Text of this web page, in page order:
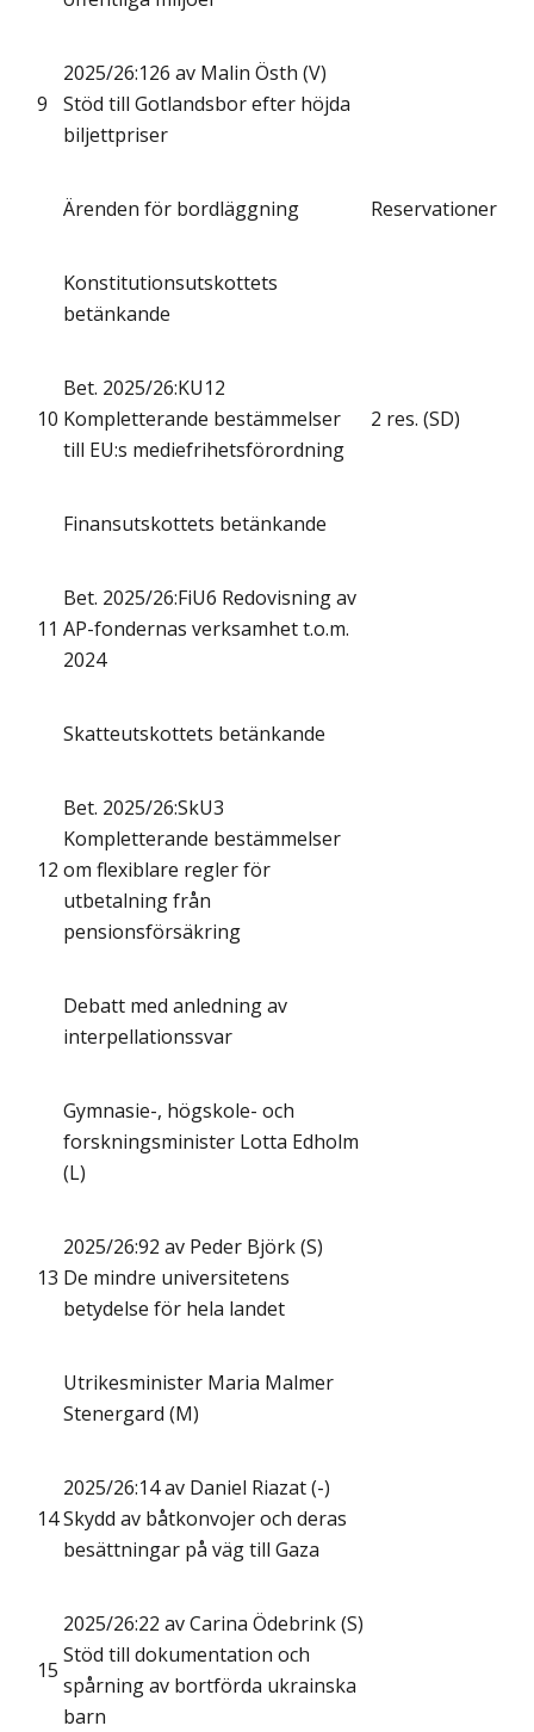
9
2025/26:126 av Malin Östh (V)
Stöd till Gotlandsbor efter höjda
biljettpriser
Ärenden för bordläggning Reservationer
Konstitutionsutskottets
betänkande
10
Bet. 2025/26:KU12
Kompletterande bestämmelser
till EU:s mediefrihetsförordning
2 res. (SD)
Finansutskottets betänkande
11
Bet. 2025/26:FiU6 Redovisning av
AP-fondernas verksamhet t.o.m.
2024
Skatteutskottets betänkande
12
Bet. 2025/26:SkU3
Kompletterande bestämmelser
om flexiblare regler för
utbetalning från
pensionsförsäkring
Debatt med anledning av
interpellationssvar
Gymnasie-, högskole- och
forskningsminister Lotta Edholm
(L)
13
2025/26:92 av Peder Björk (S)
De mindre universitetens
betydelse för hela landet
Utrikesminister Maria Malmer
Stenergard (M)
14
2025/26:14 av Daniel Riazat (-)
Skydd av båtkonvojer och deras
besättningar på väg till Gaza
15
2025/26:22 av Carina Ödebrink (S)
Stöd till dokumentation och
spårning av bortförda ukrainska
barn